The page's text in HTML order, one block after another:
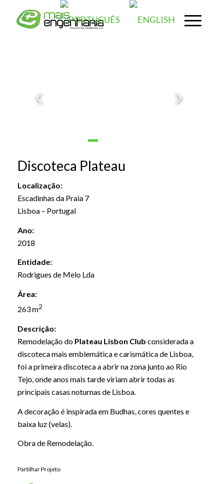
Discoteca Plateau
Localização:
Escadinhas da Praia 7
Lisboa – Portugal
Ano:
2018
Entidade:
Rodrigues de Melo Lda
Área:
263 m2
Descrição:
Remodelação do Plateau Lisbon Club considerada a
discoteca mais emblemática e carismática de Lisboa,
foi a primeira discoteca a abrir na zona junto ao Rio
Tejo, onde anos mais tarde viriam abrir todas as
principais casas noturnas de Lisboa.
A decoração é inspirada em Budhas, cores quentes e
baixa luz (velas).
Obra de Remodelação.
Partilhar Projeto